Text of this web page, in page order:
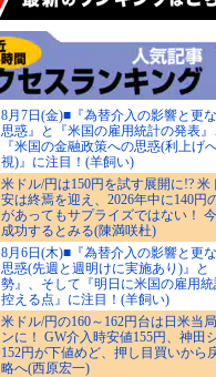
8月7日(金)■『為替介入の影響と更
思惑』と『米国の雇用統計の発表
『米国の金融政策への思惑(利上げ
視)』に注目！(羊飼い)
米ドル/円は150円を試す展開に!? 米
安は終焉を迎え、2026年中に140円
があってもサプライズではない！
成功するとみる(陳満咲杜)
8月6日(木)■『為替介入の影響と更
思惑(先週と週明けに実施あり)』と
勢』、そして『明日に米国の雇用
控える点』に注目！(羊飼い)
米ドル/円の160～162円台は日米当
ンに！ GW介入時安値155円、神田
152円が下値めど、押し目買いから
略へ(西原宏一)